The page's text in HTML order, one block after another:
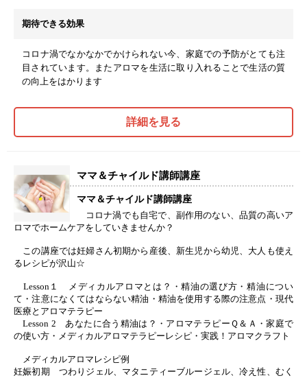
期待できる効果
コロナ渦でなかなかでかけられない今、家庭での予防がとても注
目されています。またアロマを生活に取り入れることで生活の質
の向上をはかります
詳細を見る
ママ＆チャイルド講師講座
ママ＆チャイルド講師講座
コロナ渦でも自宅で、副作用のない、品質の高いア
ロマでホームケアをしていきませんか？
この講座では妊婦さん初期から産後、新生児から幼児、大人も使え
るレシピが沢山☆
Lesson１ メディカルアロマとは？・精油の選び方・精油につい
て・注意になくてはならない精油・精油を使用する際の注意点・現代
医療とアロマテラピー
Lesson 2 あなたに合う精油は？・アロマテラピーＱ＆Ａ・家庭で
の使い方・メディカルアロマテラピーレシピ・実践！アロマクラフト
メディカルアロマレシピ例
妊娠初期 つわりジェル、マタニティーブルージェル、冷え性、むく